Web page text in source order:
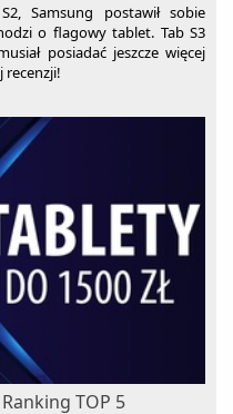
Samsung postawił sobie
o flagowy tablet. Tab S3
posiadać jeszcze więcej
recenzji!
TOP 5